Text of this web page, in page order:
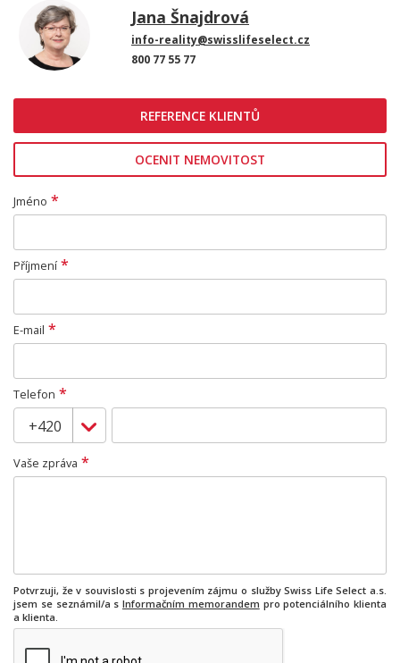
Jana Šnajdrová
info-reality@swisslifeselect.cz
800 77 55 77
REFERENCE KLIENTŮ
OCENIT NEMOVITOST
Jméno *
Příjmení *
E-mail *
Telefon *
Vaše zpráva *
Potvrzuji, že v souvislosti s projevením zájmu o služby Swiss Life Select a.s.
jsem se seznámil/a s Informačním memorandem pro potenciálního klienta
a klienta.